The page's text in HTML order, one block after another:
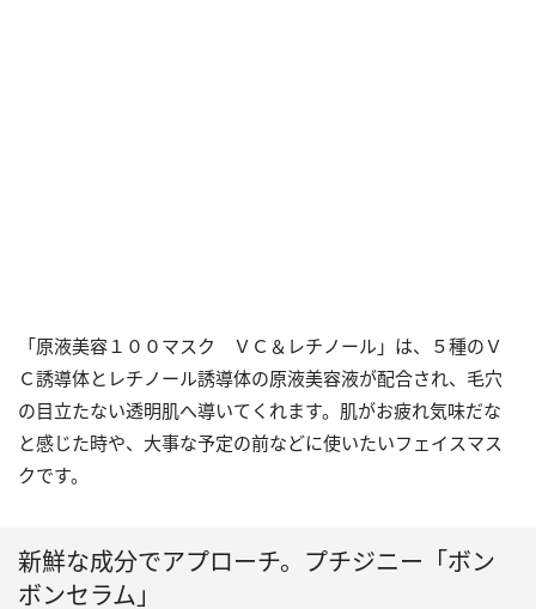
「原液美容１００マスク ＶＣ＆レチノール」は、５種のＶ
Ｃ誘導体とレチノール誘導体の原液美容液が配合され、毛穴
の目立たない透明肌へ導いてくれます。肌がお疲れ気味だな
と感じた時や、大事な予定の前などに使いたいフェイスマス
クです。
新鮮な成分でアプローチ。プチジニー「ボン
ボンセラム」